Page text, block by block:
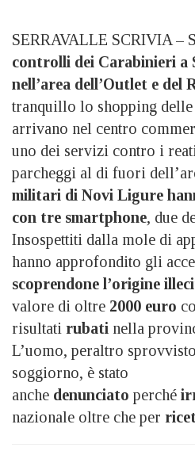
SERRAVALLE SCRIVIA –
controlli dei Carabinieri a
nell’area dell’Outlet e del
tranquillo lo shopping delle
arrivano nel centro
uno dei servizi contro i
parcheggi al di fuori
militari di Novi Ligure
con tre smartphone, due
Insospettiti dalla mole di
hanno approfondito gli
scoprendone l’origine
valore di oltre 2000 euro
risultati rubati nella
L’uomo, peraltro
soggiorno, è stato
anche denunciato perché
nazionale oltre che per